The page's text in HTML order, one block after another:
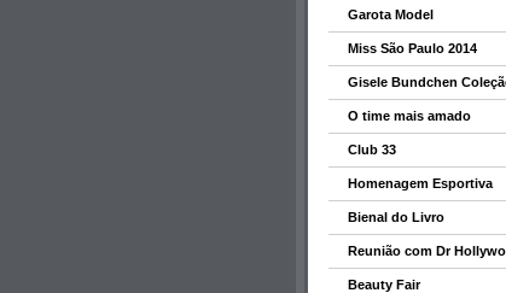
Garota Model
Miss São Paulo 2014
Gisele Bundchen
O time mais amado
Club 33
Homenagem Esportiva
Bienal do Livro
Reunião com Dr
Beauty Fair